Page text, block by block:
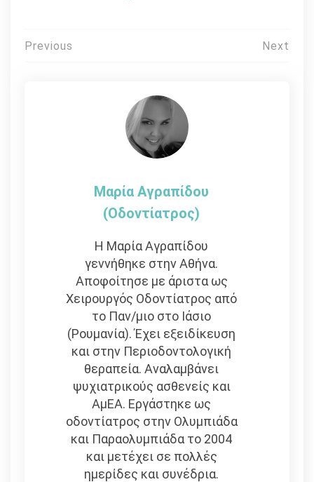
Πλοήγηση
Previous Next
Μαρία Αγραπίδου
(Οδοντίατρος)
Η Μαρία Αγραπίδου
γεννήθηκε στην Αθήνα.
Αποφοίτησε με άριστα ως
Χειρουργός Οδοντίατρος από
το Παν/μιο στο Ιάσιο
(Ρουμανία). Έχει εξειδίκευση
και στην Περιοδοντολογική
θεραπεία. Αναλαμβάνει
ψυχιατρικούς ασθενείς και
ΑμΕΑ. Εργάστηκε ως
οδοντίατρος στην Ολυμπιάδα
και Παραολυμπιάδα το 2004
και μετέχει σε πολλές
ημερίδες και συνέδρια.